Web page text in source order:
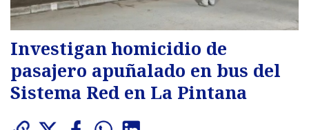
Investigan homicidio de
pasajero apuñalado en bus del
Sistema Red en La Pintana